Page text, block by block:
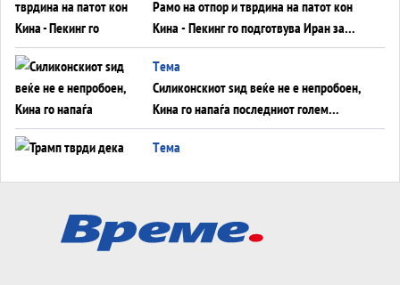
Рамо на отпор и тврдина на патот кон
Кина - Пекинг го подготвува Иран за
американска копнена инвазија
Tема
Силиконскиот ѕид веќе не е непробоен,
Кина го напаѓа последниот голем
монопол на Западот?
Tема
Tема
ДЛАБОКО УДОЛУ: Сметководствените